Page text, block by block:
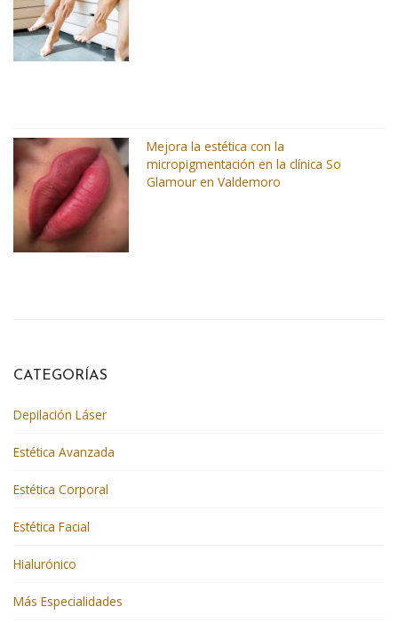
Mejora la estética con la
micropigmentación en la clínica So
Glamour en Valdemoro
CATEGORÍAS
Depilación Láser
Estética Avanzada
Estética Corporal
Estética Facial
Hialurónico
Más Especialidades